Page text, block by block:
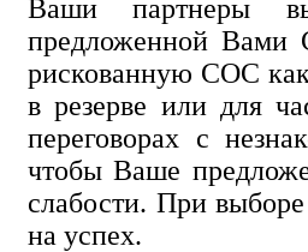
Ваши партнеры
предложенной Вами
рискованную СОС
в резерве или для
переговорах с
чтобы Ваше
слабости. При
на успех.